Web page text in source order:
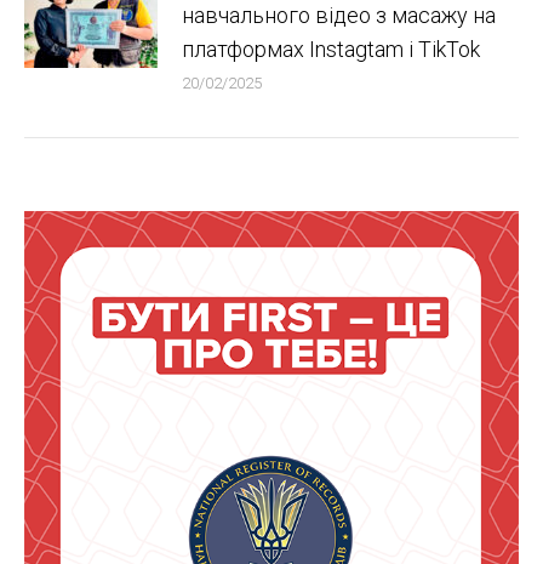
навчального відео з масажу на
платформах Instagtam i TikTok
20/02/2025